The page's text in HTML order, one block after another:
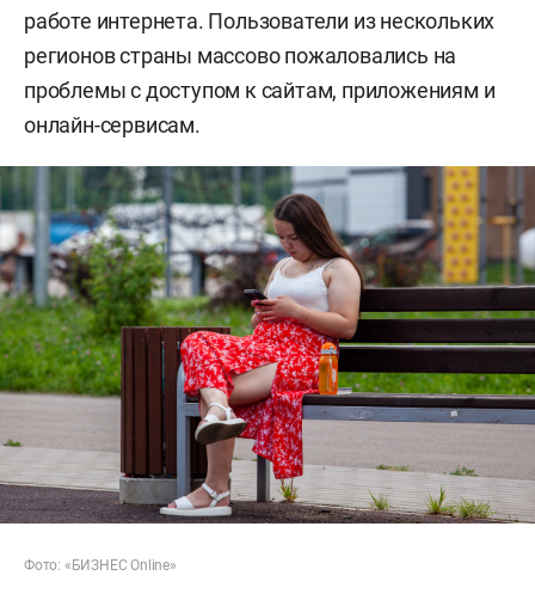
работе интернета. Пользователи из нескольких
регионов страны массово пожаловались на
проблемы с доступом к сайтам, приложениям и
онлайн-сервисам.
Фото: «БИЗНЕС Online»